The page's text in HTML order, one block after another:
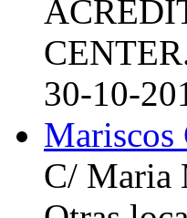
30-10-
Mariscos
C/ Maria